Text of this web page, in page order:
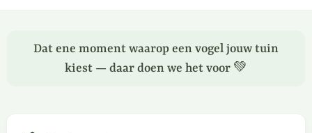
Dat ene moment waarop een vogel jouw tuin
kiest — daar doen we het voor 💚